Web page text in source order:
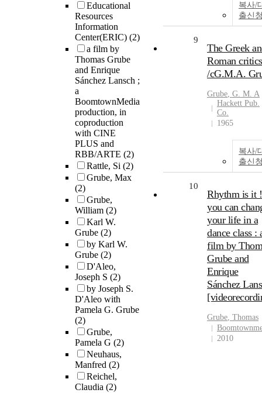
Educational
Resources
Information
Center(ERIC) (2)
a film by
Thomas Grube
and Enrique
Sánchez Lansch ;
a
BoomtownMedia
production, in
coproduction
with CINE
PLUS and
RBB/ARTE (2)
Rattle, Si (2)
Grube, Max
(2)
Grube,
William (2)
Karl W.
Grube (2)
by Karl W.
Grube (2)
D'Aleo,
Joseph S (2)
by Joseph S.
D'Aleo with
Pamela G. Grube
(2)
Grube,
Pamela G (2)
Neuhaus,
Manfred (2)
Reichel,
Claudia (2)
복사/
출신
9
The Greek
Roman critics
/cG.M.A.
Grube, G. M. A
Hackett Pub.
Co.
1965
복사/
출신
10
Rhythm is it
you can
your life in a
dance class :
film by
Grube and
Enrique
Sánchez
Grube, Thomas
2010